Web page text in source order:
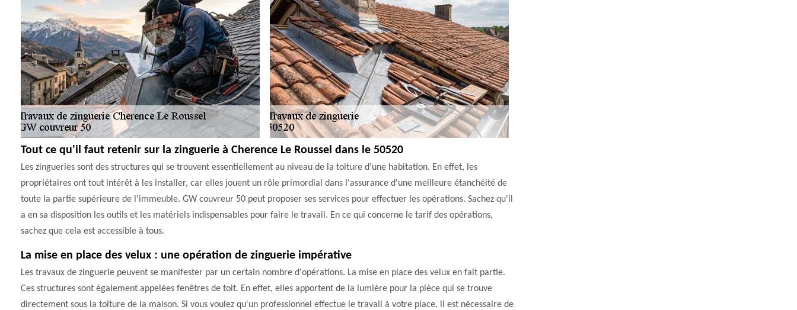
Tout ce qu'il faut retenir sur la zinguerie à Cherence Le Roussel dans le 50520
Les zingueries sont des structures qui se trouvent essentiellement au niveau de la toiture d'une habitation. En effet, les
propriétaires ont tout intérêt à les installer, car elles jouent un rôle primordial dans l'assurance d'une meilleure étanchéité de
toute la partie supérieure de l'immeuble. GW couvreur 50 peut proposer ses services pour effectuer les opérations. Sachez qu'il
a en sa disposition les outils et les matériels indispensables pour faire le travail. En ce qui concerne le tarif des opérations,
sachez que cela est accessible à tous.
La mise en place des velux : une opération de zinguerie impérative
Les travaux de zinguerie peuvent se manifester par un certain nombre d'opérations. La mise en place des velux en fait partie.
Ces structures sont également appelées fenêtres de toit. En effet, elles apportent de la lumière pour la pièce qui se trouve
directement sous la toiture de la maison. Si vous voulez qu'un professionnel effectue le travail à votre place, il est nécessaire de